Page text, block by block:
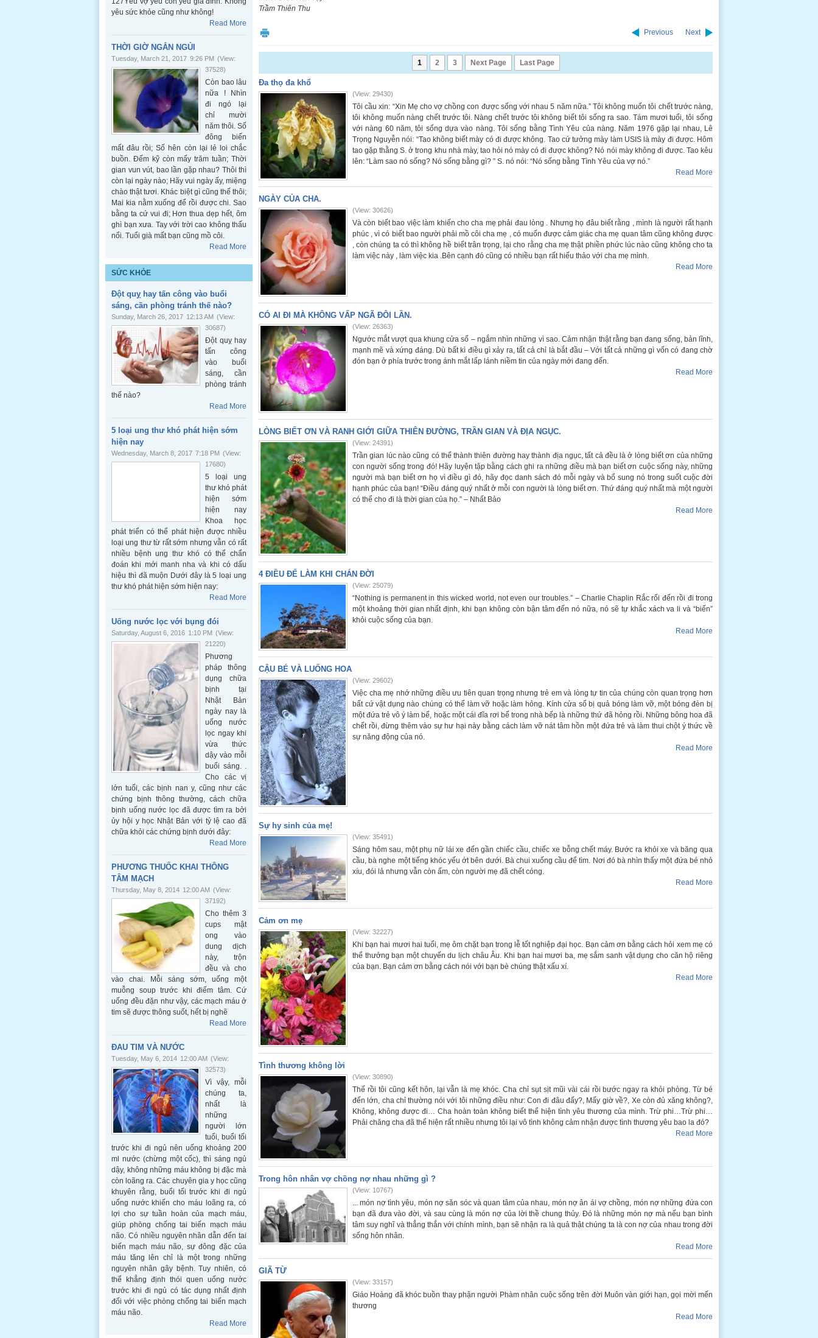
yêu sức khỏe cũng như không!
Read More
THỜI GIỜ NGẮN NGỦI
Tuesday, March 21, 2017 9:26 PM (View:
37528)
Còn bao lâu
nữa ! Nhìn
đi ngó lại
chỉ mười
năm thôi. Số
đông biến
mất đâu rồi; Số hên còn lại lẻ loi chắc
buồn. Đếm kỹ còn mấy trăm tuần; Thời
gian vun vút, bao lần gặp nhau? Thôi thì
còn lại ngày nào; Hãy vui ngày ấy, miệng
chào thật tươi. Khác biệt gì cũng thế thôi;
Mai kia nằm xuống để rồi được chi. Sao
bằng ta cứ vui đi; Hơn thua dẹp hết, ôm
ghì bạn xưa. Tay với trời cao không thấu
nổi. Tuổi già mất bạn cũng mồ côi.
Read More
SỨC KHỎE
Đột quỵ hay tấn công vào buổi
sáng, cần phòng tránh thế nào?
Sunday, March 26, 2017 12:13 AM (View:
30687)
Đột quỵ hay
tấn công
vào buổi
sáng, cần
phòng tránh
thế nào?
Read More
5 loại ung thư khó phát hiện sớm
hiện nay
Wednesday, March 8, 2017 7:18 PM (View:
17680)
5 loại ung
thư khó phát
hiện sớm
hiện nay
Khoa học
phát triển có thể phát hiện được nhiều
loại ung thư từ rất sớm nhưng vẫn có rất
nhiều bệnh ung thư khó có thể chẩn
đoán khi mới manh nha và khi có dấu
hiệu thì đã muộn Dưới đây là 5 loại ung
thư khó phát hiện sớm hiện nay:
Read More
Uống nước lọc với bụng đói
Saturday, August 6, 2016 1:10 PM (View:
21220)
Phương
pháp thông
dụng chữa
bịnh tại
Nhật Bản
ngày nay là
uống nước
lọc ngay khi
vừa thức
dậy vào mỗi
buổi sáng. .
Cho các vị
lớn tuổi, các bịnh nan y, cũng như các
chứng bịnh thông thường, cách chữa
bịnh uống nước lọc đã được tìm ra bởi
ủy hội y học Nhật Bản với tỷ lệ cao đã
chữa khỏi các chứng bịnh dưới đây:
Read More
PHƯƠNG THUỐC KHAI THÔNG
TÂM MẠCH
Thursday, May 8, 2014 12:00 AM (View:
37192)
Cho thêm 3
cups mật
ong vào
dung dịch
này, trộn
đều và cho
vào chai. Mỗi sáng sớm, uống một
muỗng soup trước khi điểm tâm. Cứ
uống đều đặn như vậy, các mạch máu ở
tim sẽ được thông suốt, hết bị nghẽ
Read More
ĐAU TIM VÀ NƯỚC
Tuesday, May 6, 2014 12:00 AM (View:
32573)
Vì vậy, mỗi
chúng ta,
nhất là
những
người lớn
tuổi, buổi tối
trước khi đi ngủ nên uống khoảng 200
ml nước (chừng một cốc), thì sáng ngủ
dậy, không những máu không bị đặc mà
còn loãng ra. Các chuyên gia y học cũng
khuyên rằng, buổi tối trước khi đi ngủ
uống nước khiến cho máu loãng ra, có
lợi cho sự tuần hoàn của mạch máu,
giúp phòng chống tai biến mạch máu
não. Có nhiều nguyên nhân dẫn đến tai
biến mạch máu não, sự đông đặc của
máu tăng lên chỉ là một trong những
nguyên nhân gây bệnh. Tuy nhiên, có
thể khẳng định thói quen uống nước
trước khi đi ngủ có tác dụng nhất định
đối với việc phòng chống tai biến mạch
máu não.
Read More
Trầm Thiên Thu
Previous Next
1 2 3 Next Page Last Page
Đa thọ đa khổ
(View: 29430)
Tôi cầu xin: “Xin Mẹ cho vợ chồng con được sống với nhau 5 năm nữa.” Tôi không muốn tôi chết trước nàng,
tôi không muốn nàng chết trước tôi. Nàng chết trước tôi không biết tôi sống ra sao. Tám mươi tuổi, tôi sống
với nàng 60 năm, tôi sống dựa vào nàng. Tôi sống bằng Tình Yêu của nàng. Năm 1976 gặp lại nhau, Lê
Trọng Nguyễn nói: “Tao không biết mày có đi được không. Tao cứ tưởng mày làm USIS là mày đi được. Hôm
tao gặp thằng S. ở trong khu nhà mày, tao hỏi nó mày có đi được không? Nó nói mày không đi được. Tao kêu
lên: “Làm sao nó sống? Nó sống bằng gì? ” S. nó nói: “Nó sống bằng Tình Yêu của vợ nó.”
Read More
NGÀY CỦA CHA.
(View: 30626)
Và còn biết bao việc làm khiến cho cha mẹ phải đau lòng . Nhưng họ đâu biết rằng , mình là người rất hạnh
phúc , vì có biết bao người phải mồ côi cha mẹ , có muốn được cảm giác cha mẹ quan tâm cũng không được
, còn chúng ta có thì không hề biết trân trọng, lại cho rằng cha mẹ thật phiền phức lúc nào cũng không cho ta
làm việc này , làm việc kia .Bên cạnh đó cũng có nhiều bạn rất hiếu thảo với cha mẹ mình.
Read More
CÓ AI ĐI MÀ KHÔNG VẤP NGÃ ĐÔI LẦN.
(View: 26363)
Ngước mắt vượt qua khung cửa sổ – ngắm nhìn những vì sao. Cảm nhận thật rằng bạn đang sống, bản lĩnh,
mạnh mẽ và xứng đáng. Dù bất kì điều gì xảy ra, tất cả chỉ là bắt đầu – Với tất cả những gì vốn có đang chờ
đón bạn ở phía trước trong ánh mắt lấp lánh niềm tin của ngày mới đang đến.
Read More
LÒNG BIẾT ƠN VÀ RANH GIỚI GIỮA THIÊN ĐƯỜNG, TRẦN GIAN VÀ ĐỊA NGỤC.
(View: 24391)
Trần gian lúc nào cũng có thể thành thiên đường hay thành địa ngục, tất cả đều là ở lòng biết ơn của những
con người sống trong đó! Hãy luyện tập bằng cách ghi ra những điều mà bạn biết ơn cuộc sống này, những
người mà bạn biết ơn họ vì điều gì đó, hãy đọc danh sách đó mỗi ngày và bổ sung nó trong suốt cuộc đời
hạnh phúc của bạn! “Điều đáng quý nhất ở mỗi con người là lòng biết ơn. Thứ đáng quý nhất mà một người
có thể cho đi là thời gian của họ.” – Nhất Bảo
Read More
4 ĐIỀU ĐỂ LÀM KHI CHÁN ĐỜI
(View: 25079)
“Nothing is permanent in this wicked world, not even our troubles.” – Charlie Chaplin Rắc rối đến rồi đi trong
một khoảng thời gian nhất định, khi bạn không còn bận tâm đến nó nữa, nó sẽ tự khắc xách va li và “biến”
khỏi cuộc sống của bạn.
Read More
CẬU BÉ VÀ LUỐNG HOA
(View: 29602)
Việc cha mẹ nhớ những điều ưu tiên quan trọng nhưng trẻ em và lòng tự tin của chúng còn quan trọng hơn
bất cứ vật dụng nào chúng có thể làm vỡ hoặc làm hỏng. Kính cửa sổ bị quả bóng làm vỡ, một bóng đèn bị
một đứa trẻ vô ý làm bể, hoặc một cái đĩa rơi bể trong nhà bếp là những thứ đã hỏng rồi. Những bông hoa đã
chết rồi, đừng thêm vào sự hư hại này bằng cách làm vỡ nát tâm hồn một đứa trẻ và làm thui chột ý thức về
sự năng động của nó.
Read More
Sự hy sinh của mẹ!
(View: 35491)
Sáng hôm sau, một phụ nữ lái xe đến gần chiếc cầu, chiếc xe bỗng chết máy. Bước ra khỏi xe và băng qua
cầu, bà nghe một tiếng khóc yếu ớt bên dưới. Bà chui xuống cầu để tìm. Nơi đó bà nhìn thấy một đứa bé nhỏ
xíu, đói lả nhưng vẫn còn ấm, còn người mẹ đã chết cóng.
Read More
Cảm ơn mẹ
(View: 32227)
Khi bạn hai mươi hai tuổi, mẹ ôm chặt bạn trong lễ tốt nghiệp đại học. Bạn cảm ơn bằng cách hỏi xem mẹ có
thể thưởng bạn một chuyến du lịch châu Âu. Khi bạn hai mươi ba, mẹ sắm sanh vật dụng cho căn hộ riêng
của bạn. Bạn cảm ơn bằng cách nói với bạn bè chúng thật xấu xí.
Read More
Tình thương không lời
(View: 30890)
Thế rồi tôi cũng kết hôn, lại vẫn là mẹ khóc. Cha chỉ sụt sịt mũi vài cái rồi bước ngay ra khỏi phòng. Từ bé
đến lớn, cha chỉ thường nói với tôi những điều như: Con đi đâu đấy?, Mấy giờ về?, Xe còn đủ xăng không?,
Không, không được đi… Cha hoàn toàn không biết thể hiện tình yêu thương của mình. Trừ phi…Trừ phi…
Phải chăng cha đã thể hiện rất nhiều nhưng tôi lại vô tình không cảm nhận được tình thương yêu bao la đó?
Read More
Trong hôn nhân vợ chồng nợ nhau những gì ?
(View: 10767)
... món nợ tình yêu, món nợ săn sóc và quan tâm của nhau, món nợ ân ái vợ chồng, món nợ những đứa con
bạn đã đưa vào đời, và sau cùng là món nợ của lời thề chung thủy. Đó là những món nợ mà nếu bạn bình
tâm suy nghĩ và thẳng thắn với chính mình, bạn sẽ nhận ra là quả thật chúng ta là con nợ của nhau trong đời
sống hôn nhân.
Read More
GIÃ TỪ
(View: 33157)
Giáo Hoàng đã khóc buồn thay phận người Phàm nhân cuộc sống trên đời Muôn vàn giới hạn, gọi mời mến
thương
Read More